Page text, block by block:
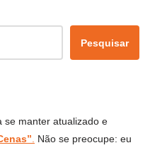
Pesquisar
se manter atualizado e
. Não se preocupe: eu